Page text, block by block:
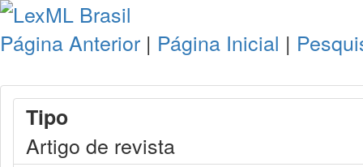
Página Anterior | Página Inicial |
Tipo
Artigo de revista